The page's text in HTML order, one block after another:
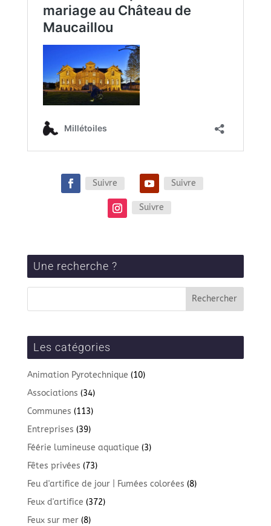
Suivre Suivre
Suivre
Une recherche ?
Les catégories
Animation Pyrotechnique (10)
Associations (34)
Communes (113)
Entreprises (39)
Féérie lumineuse aquatique (3)
Fêtes privées (73)
Feu d'artifice de jour | Fumées colorées (8)
Feux d'artifice (372)
Feux sur mer(8)